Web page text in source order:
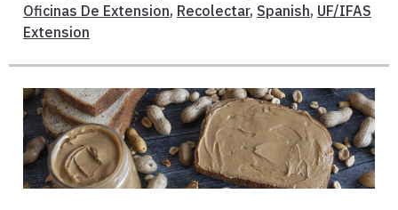
Oficinas De Extension, Recolectar, Spanish, UF/IFAS
Extension